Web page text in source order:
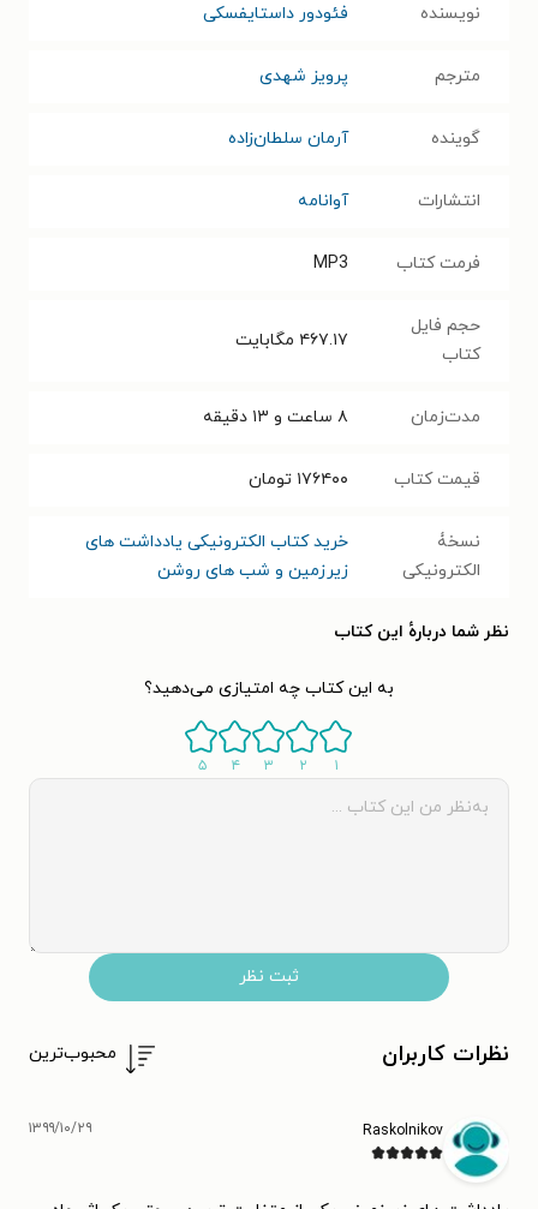
نویسنده فئودور داستایفسکی
مترجم پرویز شهدی
گوینده آرمان سلطان‌زاده
انتشارات آوانامه
فرمت کتاب MP3
حجم فایل
کتاب
۴۶۷.۱۷ مگابایت
مدت‌زمان ۸ ساعت و ۱۳ دقیقه
قیمت کتاب ۱۷۶۴۰۰ تومان
نسخۀ
الکترونیکی
خرید کتاب الکترونیکی یادداشت های
زیرزمین و شب های روشن
نظر شما دربارهٔ این کتاب
به این کتاب چه امتیازی می‌دهید؟
۱ ۲ ۳ ۴ ۵
ثبت نظر
نظرات کاربران محبوب‌ترین
Raskolnikov ۱۳۹۹/۱۰/۲۹